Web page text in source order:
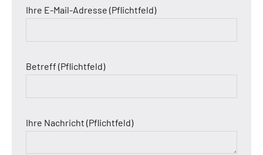
Ihre E-Mail-Adresse (Pflichtfeld)
Betreff (Pflichtfeld)
Ihre Nachricht (Pflichtfeld)